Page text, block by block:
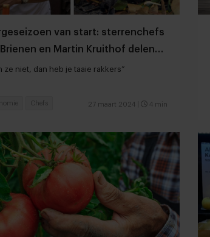
van start: sterrenchefs
Brienen en Martin Kruithof delen
tips
ze niet, dan heb je taaie rakkers”
27 maart 2024 4 min
Chefs